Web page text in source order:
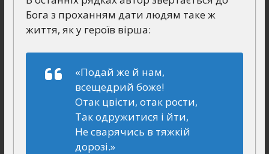
Бога з проханням дати людям таке ж
життя, як у героїв вірша:
«Подай же й нам,
всещедрий боже!
Отак цвісти, отак рости,
Так одружитися і йти,
Не сварячись в тяжкій
дорозі.»